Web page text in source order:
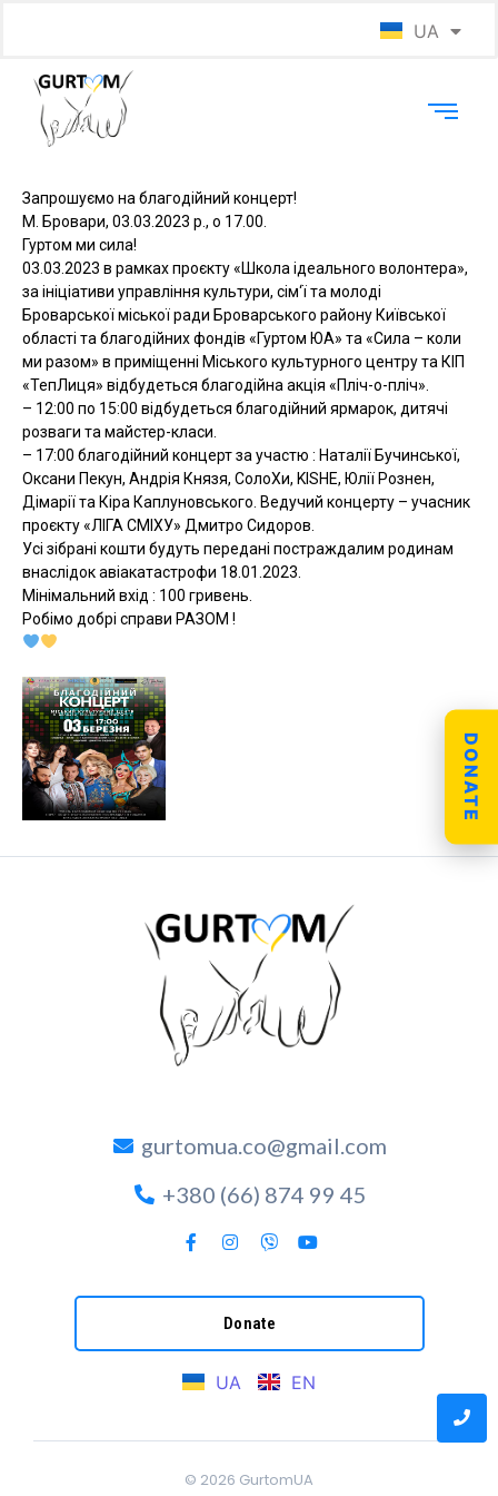
UA
EN
Запрошуємо на благодійний концерт!
М. Бровари, 03.03.2023 р., о 17.00.
Гуртом ми сила!
03.03.2023 в рамках проєкту «Школа ідеального волонтера»,
за ініціативи управління культури, сім‘ї та молоді
Броварської міської ради Броварського району Київської
області та благодійних фондів «Гуртом ЮА» та «Сила – коли
ми разом» в приміщенні Міського культурного центру та КІП
«ТепЛиця» відбудеться благодійна акція «Пліч-о-пліч».
– 12:00 по 15:00 відбудеться благодійний ярмарок, дитячі
розваги та майстер-класи.
– 17:00 благодійний концерт за участю : Наталії Бучинської,
Оксани Пекун, Андрія Князя, СолоХи, KISHE, Юлії Рознен,
Дімарії та Кіра Каплуновського. Ведучий концерту – учасник
проєкту «ЛІГА СМІХУ» Дмитро Сидоров.
Усі зібрані кошти будуть передані постраждалим родинам
внаслідок авіакатастрофи 18.01.2023.
Мінімальний вхід : 100 гривень.
Робімо добрі справи РАЗОМ !
gurtomua.co@gmail.com
+380 (66) 874 99 45
Donate
UA EN
© 2026 GurtomUA
DONATE